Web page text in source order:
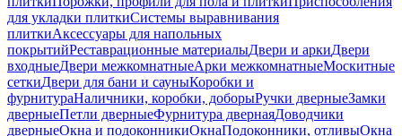
для укладки плиткиСистемы выравнивания
плиткиАксессуары для напольных
покрытийРеставрационные материалыДвери и аркиДвери
входныеДвери межкомнатныеАрки межкомнатныеМоскитные
сеткиДвери для бани и сауныКоробки и
фурнитураНаличники, коробки, доборыРучки дверныеЗамки
дверныеПетли дверныеФурнитура двернаяДоводчики
дверныеОкна и подоконникиОкнаПодоконники, отливыОкна